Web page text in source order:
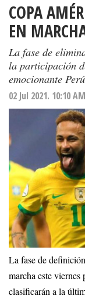
COPA
EN
La fase de
la participación
emocionante
02 Jul 2021. 10:10 AM
La fase de
marcha este
clasificarán a la